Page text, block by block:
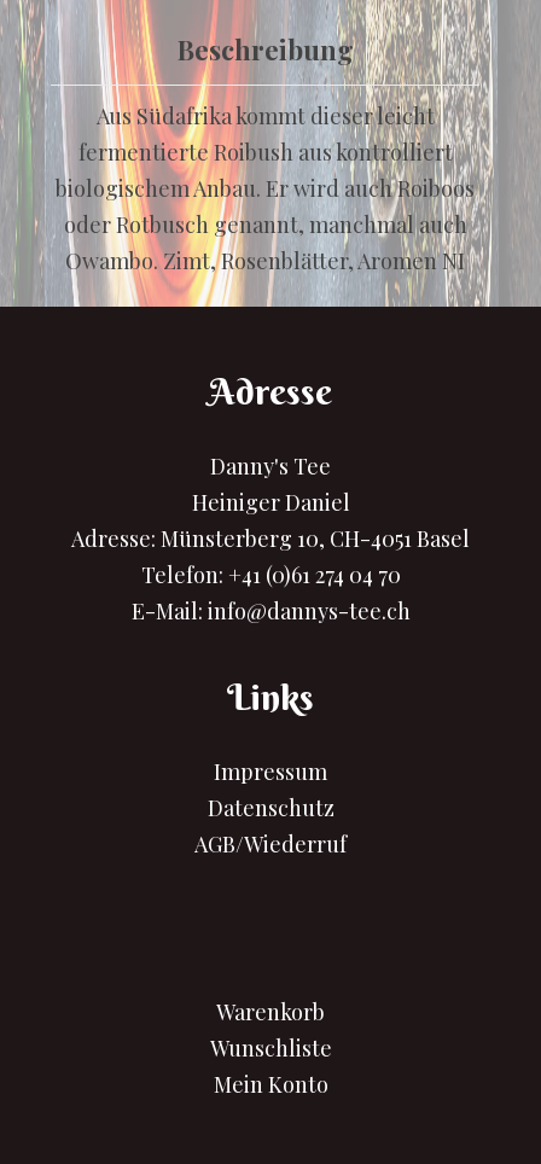
Beschreibung
Aus Südafrika kommt dieser leicht
fermentierte Roibush aus kontrolliert
biologischem Anbau. Er wird auch Roiboos
oder Rotbusch genannt, manchmal auch
Owambo. Zimt, Rosenblätter, Aromen NI
Adresse
Danny's Tee
Heiniger Daniel
Adresse: Münsterberg 10, CH-4051 Basel
Telefon: +41 (0)61 274 04 70
E-Mail: info@dannys-tee.ch
Links
Impressum
Datenschutz
AGB/Wiederruf
Warenkorb
Wunschliste
Mein Konto